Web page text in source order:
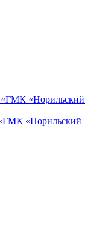
«Норильский
«Норильский